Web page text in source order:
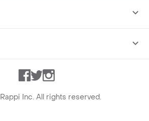
Facebook
TwitterInstagram
Rappi Inc. All rights reserved.